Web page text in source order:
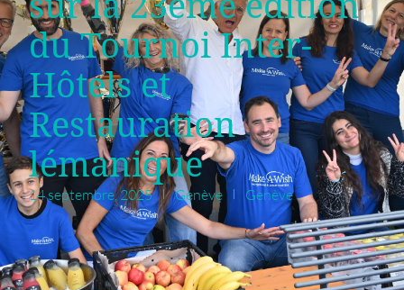
du Tournoi Inter-
Hôtels et
Restauration
lémanique
14 septembre, 2025 Genève Genève